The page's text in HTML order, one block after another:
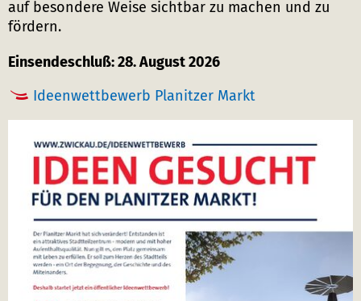
auf besondere Weise sichtbar zu machen und zu
fördern.
Einsendeschluß: 28. August 2026
Ideenwettbewerb Planitzer Markt